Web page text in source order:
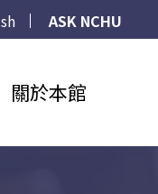
ASK NCHU
關於本館